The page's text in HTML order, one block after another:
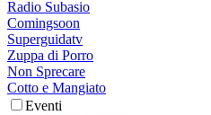
Radio Subasio
Comingsoon
Superguidatv
Zuppa di Porro
Non Sprecare
Cotto e Mangiato
Eventi